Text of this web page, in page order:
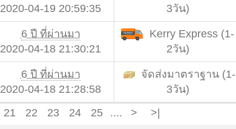
2020-04-19 20:59:35
3วัน)
6 ปี ที่ผ่านมา
2020-04-18 21:30:21
Kerry Express (1-
2วัน)
6 ปี ที่ผ่านมา
2020-04-18 21:28:58
จัดส่งมาตราฐาน (1-
3วัน)
21 22 23 24 25 .... > >|